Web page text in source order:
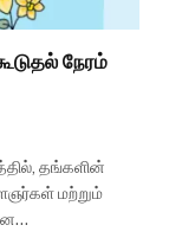
நேரம்
தங்களின்
மற்றும்